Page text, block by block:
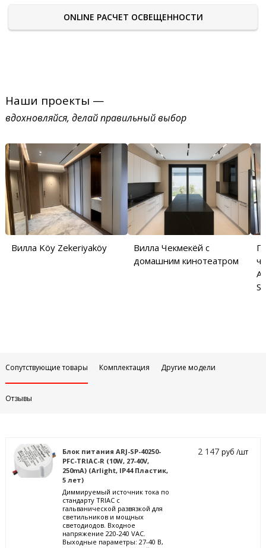
ONLINE РАСЧЕТ ОСВЕЩЕННОСТИ
Наши проекты —
вдохновляйся, делай правильный выбор
Вилла Köy Zekeriyaköy
Вилла Чекмекёй с
домашним кинотеатром
Сопутствующие товары Комплектация Другие модели
Отзывы
Блок питания ARJ-SP-40250-
PFC-TRIAC-R (10W, 27-40V,
250mA) (Arlight, IP44 Пластик,
5 лет)
Диммируемый источник тока по
стандарту TRIAC с
гальванической развязкой для
светильников и мощных
светодиодов. Входное
напряжение 220-240 VAC.
Выходные параметры: 27-40 В,
2 147руб /шт